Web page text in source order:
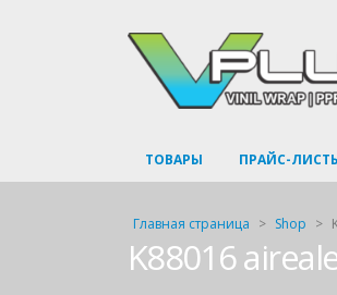
ТОВАРЫ ПРАЙС-
Главная страница > Shop >
K88016